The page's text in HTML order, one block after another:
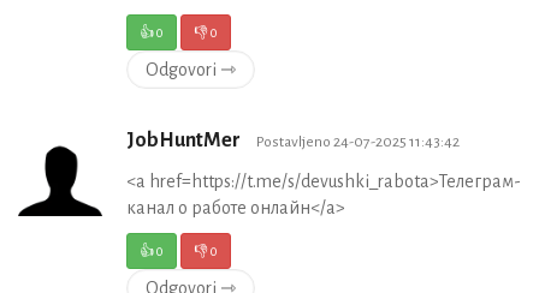
👍0 👎0
Odgovori ⇾
JobHuntMer Postavljeno 24-07-2025 11:43:42
<a href=https://t.me/s/devushki_rabota>Телеграм-
канал о работе онлайн</a>
👍0 👎0
Odgovori ⇾